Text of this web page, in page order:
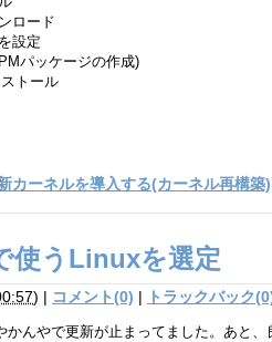
ロード
設定
パッケージの作成)
トール
カーネルを導入する(カーネル再構築)
使うLinuxを選定
) | コメント(0) | トラックバック
かんやで更新が止まってました。あと、